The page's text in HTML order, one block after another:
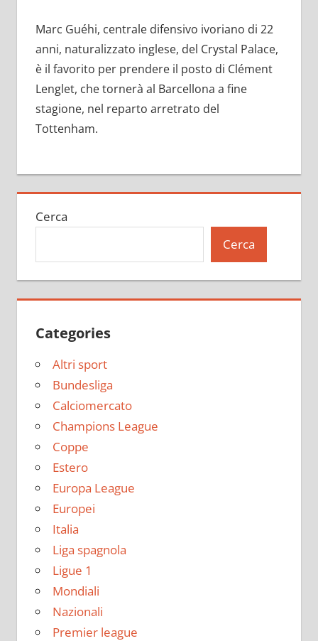
Marc Guéhi, centrale difensivo ivoriano di 22
anni, naturalizzato inglese, del Crystal Palace,
è il favorito per prendere il posto di Clément
Lenglet, che tornerà al Barcellona a fine
stagione, nel reparto arretrato del
Tottenham.
Cerca
Cerca
Categories
Altri sport
Bundesliga
Calciomercato
Champions League
Coppe
Estero
Europa League
Europei
Italia
Liga spagnola
Ligue 1
Mondiali
Nazionali
Premier league